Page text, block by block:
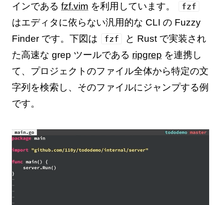
インである fzf.vim を利用しています。 fzf
はエディタに依らない汎用的な CLI の Fuzzy
Finder です。下図は
fzf
と Rust で実装され
た高速な grep ツールである ripgrep を連携し
て、プロジェクトのファイル全体から特定の文
字列を検索し、そのファイルにジャンプする例
です。